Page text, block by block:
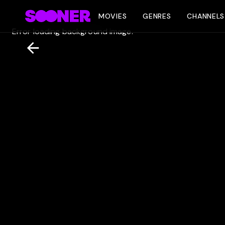
MOVIES GENRES CHANNELS
Error loading background image.